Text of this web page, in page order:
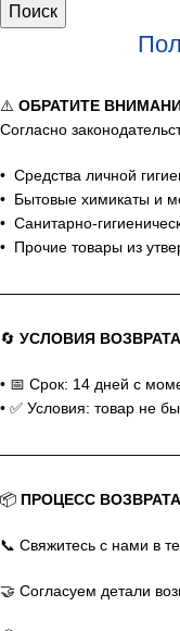
Поиск
⚠️ ОБРАТИТЕ
Согласно
• Средства личной
• Бытовые химикаты и
• Санитарно-
• Прочие товары из
🔄 УСЛОВИЯ ВОЗВРАТА
• 📅 Срок: 14 дней с
• ✅ Условия: товар не
📦 ПРОЦЕСС ВОЗВРАТА
📞 Свяжитесь с нами в
🤝 Согласуем детали